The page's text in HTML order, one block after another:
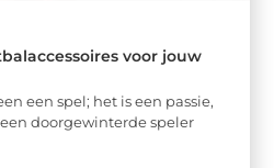
voor jouw
een spel; het is een passie,
doorgewinterde speler